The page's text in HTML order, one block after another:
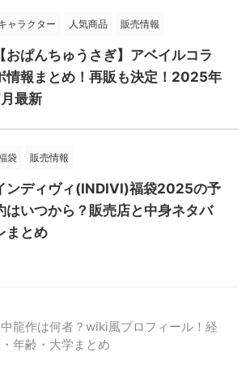
ャラクター 人気商品 販売情報
【おぱんちゅうさぎ】アベイルコラ
情報まとめ！再販も決定！2025年
最新
袋 販売情報
ンディヴィ(INDIVI)福袋2025の予
はいつから？販売店と中身ネタバ
まとめ
龍作は何者？wiki風プロフィール！経
年齢・大学まとめ